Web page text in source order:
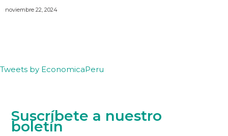
noviembre 22, 2024
Tweets by EconomicaPeru
Suscríbete a nuestro
boletín